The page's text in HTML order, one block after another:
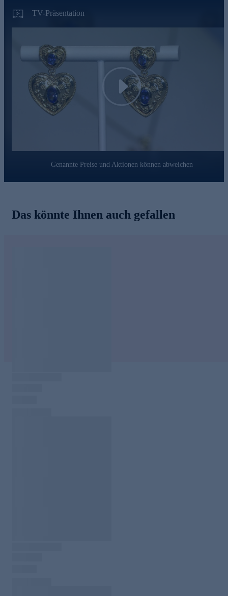
Edelmetallkontrollgesetzgebung.
Sichern Sie sich den herzigen Edelsteinschmuck gleich
TV-Präsentation
Play
Genannte Preise und Aktionen können abweichen
Das könnte Ihnen auch gefallen